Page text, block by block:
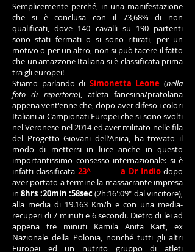
Semplicemente perché, in una manifestazione
che si è conclusa con il 73,68% di non
qualificati, dove 140 cavalli su 190 partenti
sono stati fermati o si sono ritirati, per un
motivo o per un altro, non si può tacere il fatto
che un'amazzone Italiana si è classificata prima
tra gli europei!
Stiamo parlando di Simonetta Leone (nella
foto di repertorio), atleta fanesina/pratolana
appena vent'enne che, dopo aver difeso i colori
Italiani ai Campionati Europei che si sono svolti
nel Veronese nel 2014 ed aver militato nelle fila
del Progetto Giovani dell'Anica, ha trovato il
modo di mettersi in luce anche in questo
importantissimo consesso internazionale: si è
infatti classificata 23^ a Dr Indiodopo
aver portato a termine la massacrante impresa
in8hrs :20min :58sec(2h:16':09" dal vincitore),
alla media di 19.163 Km/h e con una media-
recuperi di 7 minuti e 6 secondi. Dietro di lei ad
appena tre minuti Kamila Anita Kart, ex
Nazionale della Polonia, nonché tutti gli altri
Europei ed un nutrito gruppo di atleti